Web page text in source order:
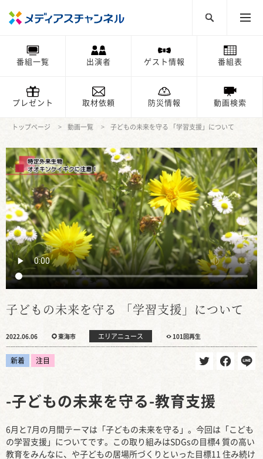
番組一覧 出演者 ゲスト情報 番組表
プレゼント 取材依頼 防災情報 動画検索
トップページ 動画一覧 子どもの未来を守る 「学習支援」について
子どもの未来を守る 「学習支援」について
2022.06.06 東海市 エリアニュース 101回再生
新着 注目
-子どもの未来を守る-教育支援
6月と7月の月間テーマは「子どもの未来を守る」。今回は「こども
の学習支援」についてです。この取り組みはSDGsの目標4 質の高い
教育をみんなに、や子どもの居場所づくりといった目標11 住み続け